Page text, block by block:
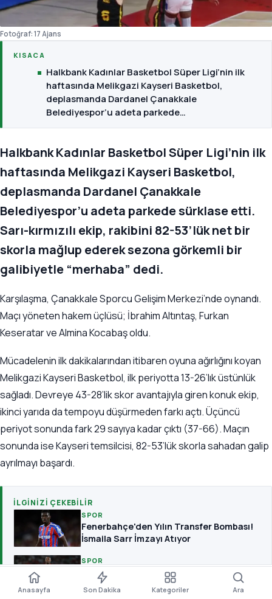
Paylaş Yorum Kaydet Dinle
Fotoğraf: 17 Ajans
KISACA
Halkbank Kadınlar Basketbol Süper Ligi’nin ilk
haftasında Melikgazi Kayseri Basketbol,
deplasmanda Dardanel Çanakkale
Belediyespor’u adeta parkede…
Halkbank Kadınlar Basketbol Süper Ligi’nin ilk
haftasında Melikgazi Kayseri Basketbol,
deplasmanda Dardanel Çanakkale
Belediyespor’u adeta parkede sürklase etti.
Sarı-kırmızılı ekip, rakibini 82-53’lük net bir
skorla mağlup ederek sezona görkemli bir
galibiyetle “merhaba” dedi.
Karşılaşma, Çanakkale Sporcu Gelişim Merkezi’nde oynandı.
Maçı yöneten hakem üçlüsü; İbrahim Altıntaş, Furkan
Keseratar ve Almina Kocabaş oldu.
Mücadelenin ilk dakikalarından itibaren oyuna ağırlığını koyan
Melikgazi Kayseri Basketbol, ilk periyotta 13-26’lık üstünlük
sağladı. Devreye 43-28’lik skor avantajıyla giren konuk ekip,
ikinci yarıda da tempoyu düşürmeden farkı açtı. Üçüncü
periyot sonunda fark 29 sayıya kadar çıktı (37-66). Maçın
sonunda ise Kayseri temsilcisi, 82-53’lük skorla sahadan galip
ayrılmayı başardı.
İLGINIZI ÇEKEBILIR
SPOR
Fenerbahçe'den Yılın Transfer Bombası!
İsmaila Sarr İmzayı Atıyor
SPOR
Süper Lig Devlerine İtalyan Şoku! Milan
Leao Kararını Verdi
Anasayfa Son Dakika Kategoriler Ara